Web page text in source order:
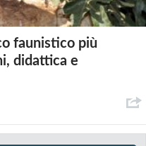
faunistico più
didattica e